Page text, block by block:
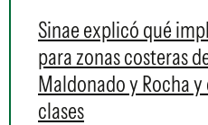
Sinae explicó qué
para zonas costeras
Maldonado y Rocha
clases